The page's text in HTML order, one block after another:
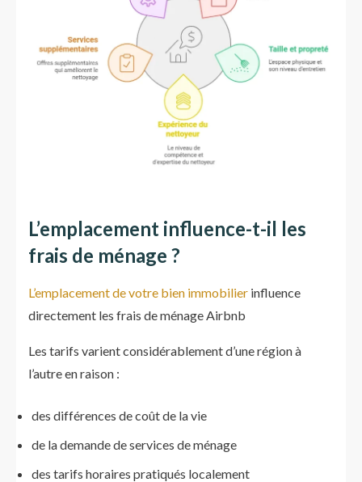
L’emplacement influence-t-il les
frais de ménage ?
L’emplacement de votre bien immobilier influence
directement les frais de ménage Airbnb
Les tarifs varient considérablement d’une région à
l’autre en raison :
des différences de coût de la vie
de la demande de services de ménage
des tarifs horaires pratiqués localement